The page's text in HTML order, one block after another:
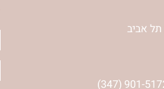
(347) 901-